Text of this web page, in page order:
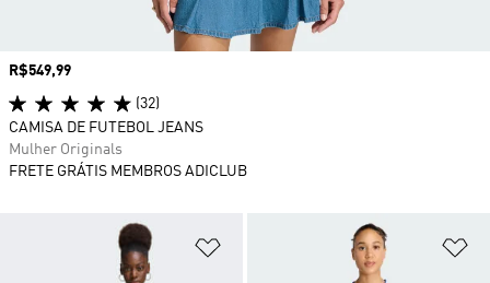
Adicionar à Lista de Desejos
Preço
R$549,99
(32)
CAMISA DE FUTEBOL JEANS
Mulher Originals
FRETE GRÁTIS MEMBROS ADICLUB